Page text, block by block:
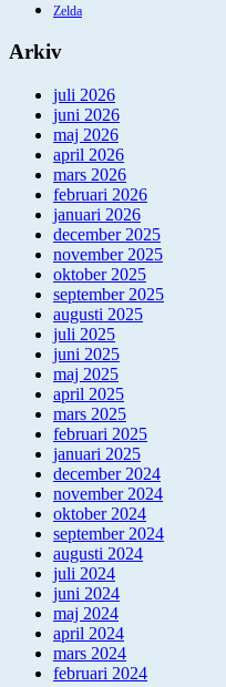
Zelda
Arkiv
juli 2026
juni 2026
maj 2026
april 2026
mars 2026
februari 2026
januari 2026
december 2025
november 2025
oktober 2025
september 2025
augusti 2025
juli 2025
juni 2025
maj 2025
april 2025
mars 2025
februari 2025
januari 2025
december 2024
november 2024
oktober 2024
september 2024
augusti 2024
juli 2024
juni 2024
maj 2024
april 2024
mars 2024
februari 2024